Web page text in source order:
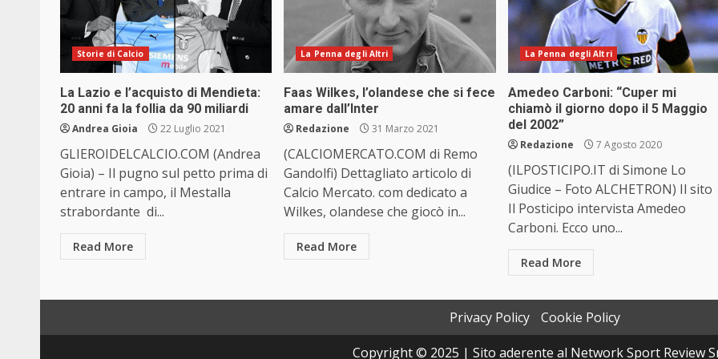
Storie di Calcio
La Lazio e l’acquisto di Mendieta:
20 anni fa la follia da 90 miliardi
Andrea Gioia 22 Luglio 2021
GLIEROIDELCALCIO.COM (Andrea
Gioia) – Il pugno sul petto prima di
entrare in campo, il Mestalla
strabordante di...
Read More
La Penna degli Altri
Faas Wilkes, l’olandese che si fece
amare dall’Inter
Redazione 31 Marzo 2021
(CALCIOMERCATO.COM di Remo
Gandolfi) Dettagliato articolo di
Calcio Mercato. com dedicato a
Wilkes, olandese che giocò in...
Read More
La Penna degli Altri
Amedeo Carboni: “Cuper mi
chiamò il giorno dopo il 5 Maggio
del 2002”
Redazione 7 Agosto 2020
(ILPOSTICIPO.IT di Simone Lo
Giudice – Foto ALCHETRON) Il sito
Il Posticipo intervista Amedeo
Carboni. Ecco uno...
Read More
Privacy Policy
Cookie Policy
Copyright © 2025 | Sito aderente al Network Sport Review